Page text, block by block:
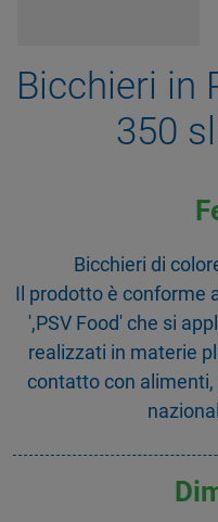
Bicchieri in
350
Bicchieri di
Il prodotto è conforme
',PSV Food' che si
realizzati in materie
contatto con